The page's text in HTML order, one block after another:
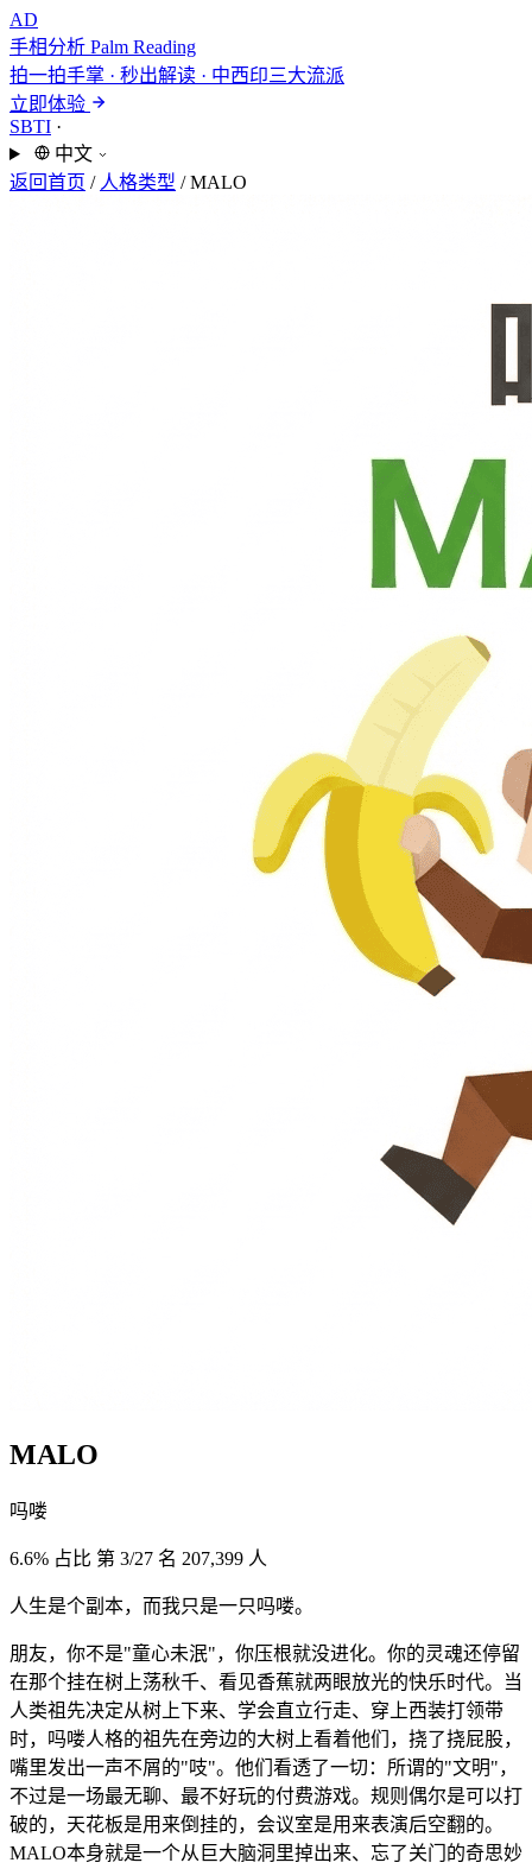
AD
手相分析 Palm Reading
拍一拍手掌 · 秒出解读 · 中西印三大流派
立即体验
SBTI ·
中文
返回首页 / 人格类型 / MALO
MALO
吗喽
6.6% 占比 第 3/27 名 207,399 人
人生是个副本，而我只是一只吗喽。
朋友，你不是"童心未泯"，你压根就没进化。你的灵魂还停留
在那个挂在树上荡秋千、看见香蕉就两眼放光的快乐时代。当
人类祖先决定从树上下来、学会直立行走、穿上西装打领带
时，吗喽人格的祖先在旁边的大树上看着他们，挠了挠屁股，
嘴里发出一声不屑的"吱"。他们看透了一切：所谓的"文明"，
不过是一场最无聊、最不好玩的付费游戏。规则偶尔是可以打
破的，天花板是用来倒挂的，会议室是用来表演后空翻的。
MALO本身就是一个从巨大脑洞里掉出来、忘了关门的奇思妙